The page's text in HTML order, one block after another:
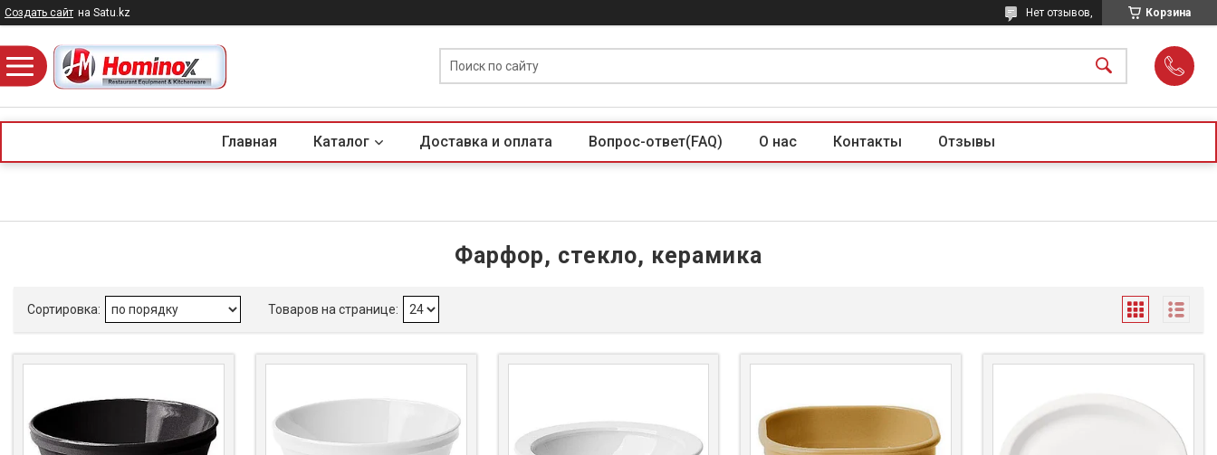
Создать сайт на Satu.kz Корзина
Нет отзывов,
Главная Каталог Доставка и оплата Вопрос-ответ(FAQ) О нас Контакты Отзывы
Фарфор, стекло, керамика